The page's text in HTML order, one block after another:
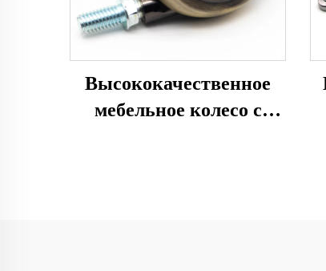
Высококачественное
мебельное колесо с